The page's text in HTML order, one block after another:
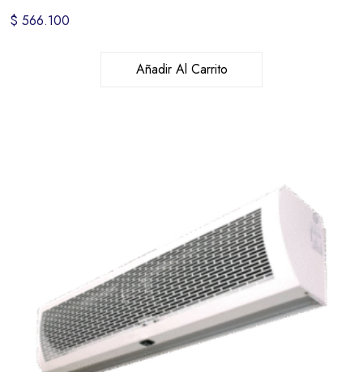
$ 566.100
Añadir Al Carrito